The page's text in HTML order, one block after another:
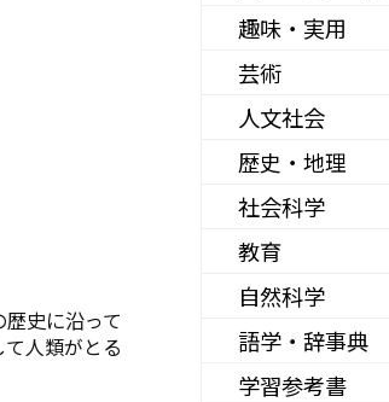
史に沿って
人類がとる
趣味・実用
芸術
人文社会
歴史・地理
社会科学
教育
自然科学
語学・辞事典
学習参考書